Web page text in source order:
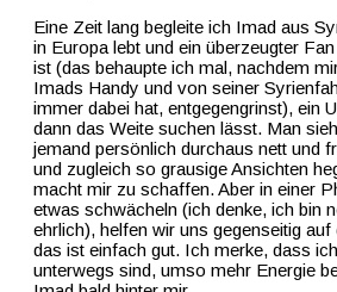
Eine Zeit lang begleite ich Imad aus
in Europa lebt und ein überzeugter
ist (das behaupte ich mal, nachdem
Imads Handy und von seiner
immer dabei hat, entgegengrinst), ein
dann das Weite suchen lässt. Man
jemand persönlich durchaus nett und
und zugleich so grausige Ansichten
macht mir zu schaffen. Aber in einer
etwas schwächeln (ich denke, ich bin
ehrlich), helfen wir uns gegenseitig
das ist einfach gut. Ich merke, dass
unterwegs sind, umso mehr Energie